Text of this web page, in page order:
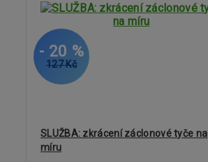
127 Kč
- 20 %
SLUŽBA: zkrácení záclonové tyče na
míru